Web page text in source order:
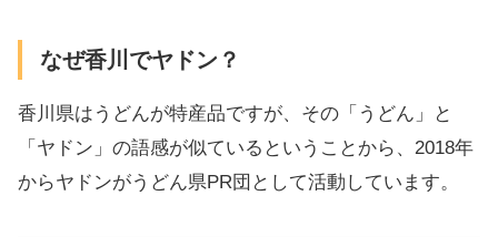
なぜ香川でヤドン？
香川県はうどんが特産品ですが、その「うどん」と
「ヤドン」の語感が似ているということから、2018年
からヤドンがうどん県PR団として活動しています。